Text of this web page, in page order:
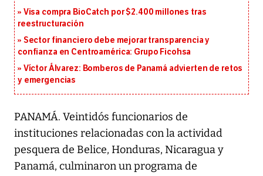
Visa compra BioCatch por $2.400 millones tras
reestructuración
Sector financiero debe mejorar transparencia y
confianza en Centroamérica: Grupo Ficohsa
Víctor Álvarez: Bomberos de Panamá advierten de retos
y emergencias
PANAMÁ. Veintidós funcionarios de
instituciones relacionadas con la actividad
pesquera de Belice, Honduras, Nicaragua y
Panamá, culminaron un programa de